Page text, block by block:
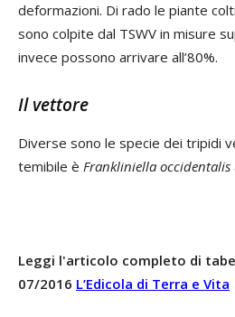
deformazioni. Di rado le piante
sono colpite dal TSWV in misure
invece possono arrivare all’80%.
Il vettore
Diverse sono le specie dei tripidi
temibile è Frankliniella occidentalis
Leggi l'articolo completo di
07/2016 L’Edicola di Terra e Vita